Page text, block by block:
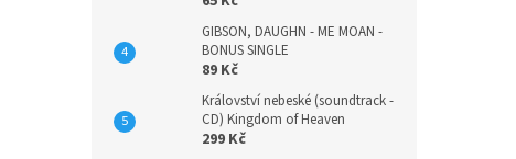
GIBSON, DAUGHN - ME MOAN -
BONUS SINGLE
89 Kč
Království nebeské (soundtrack -
CD) Kingdom of Heaven
299 Kč